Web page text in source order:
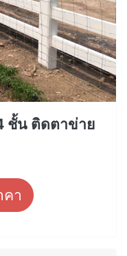
ชั้น ติดตาข่าย
คา